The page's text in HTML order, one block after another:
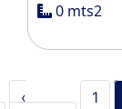
0 mts2
‹
1